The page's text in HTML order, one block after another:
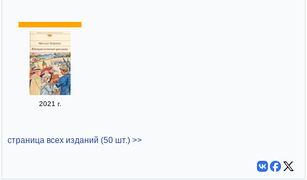
2021 г.
страница всех изданий (50 шт.) >>